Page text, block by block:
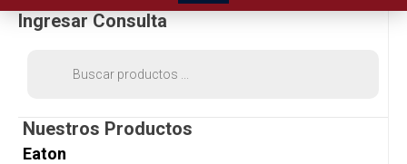
Ingresar Consulta
Nuestros Productos
Eaton